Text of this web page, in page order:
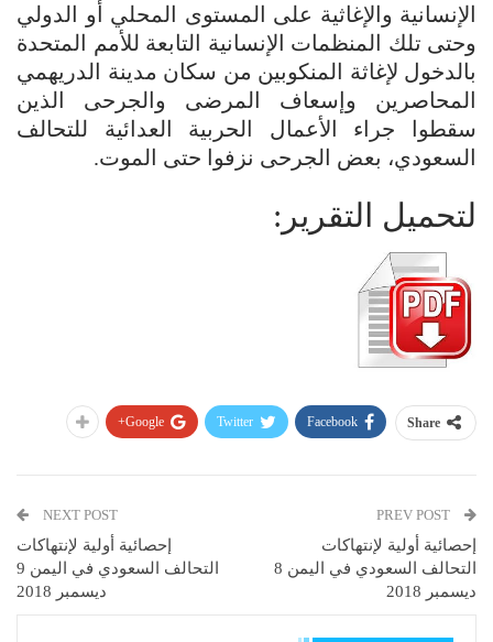
الإنسانية والإغاثية على المستوى المحلي أو الدولي
وحتى تلك المنظمات الإنسانية التابعة للأمم المتحدة
بالدخول لإغاثة المنكوبين من سكان مدينة الدريهمي
المحاصرين وإسعاف المرضى والجرحى الذين
سقطوا جراء الأعمال الحربية العدائية للتحالف
السعودي، بعض الجرحى نزفوا حتى الموت.
لتحميل التقرير:
Share
Facebook
Twitter
Google+
إحصائية أولية لإنتهاكات
التحالف السعودي في اليمن 8
ديسمبر 2018
NEXT POST
إحصائية أولية لإنتهاكات
التحالف السعودي في اليمن 9
ديسمبر 2018